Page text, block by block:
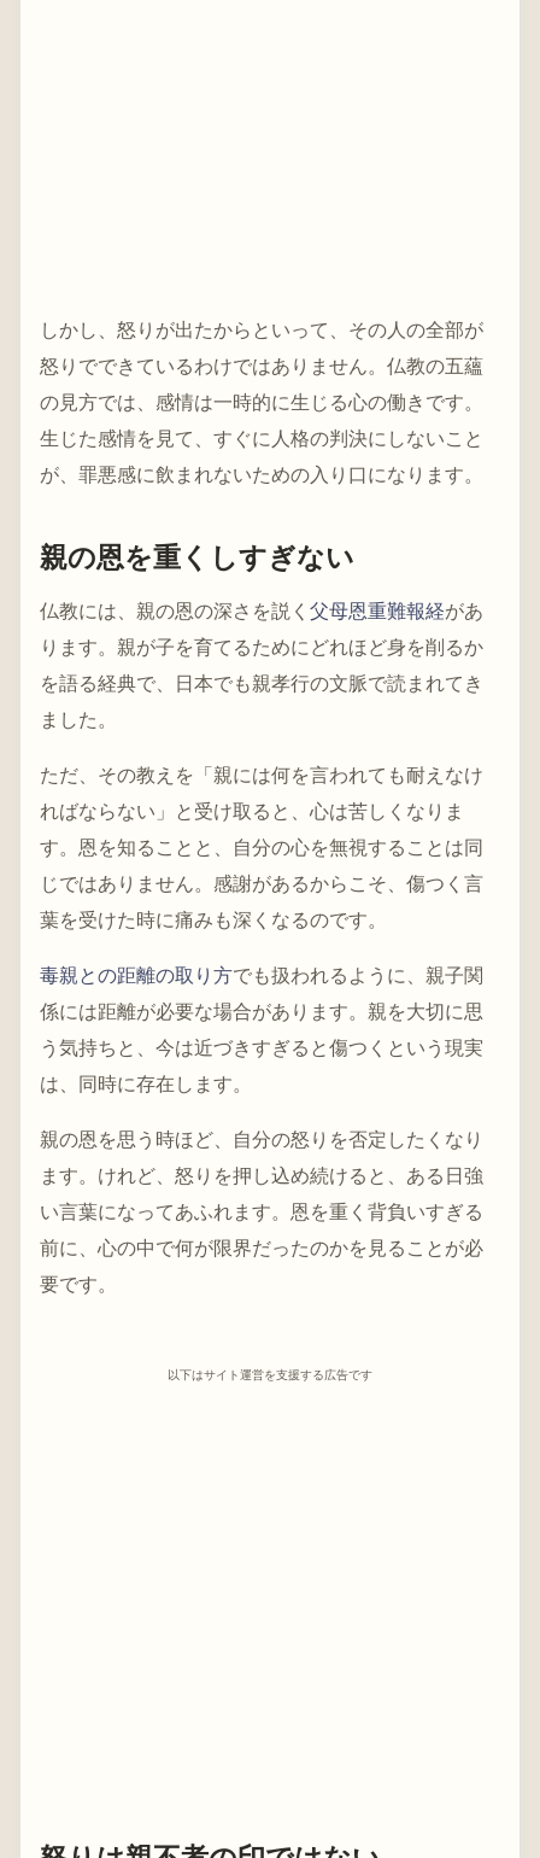
しかし、怒りが出たからといって、その人の全部が
怒りでできているわけではありません。仏教の五蘊
の見方では、感情は一時的に生じる心の働きです。
生じた感情を見て、すぐに人格の判決にしないこと
が、罪悪感に飲まれないための入り口になります。
親の恩を重くしすぎない
仏教には、親の恩の深さを説く 父母恩重難報経があ
ります。親が子を育てるためにどれほど身を削るか
を語る経典で、日本でも親孝行の文脈で読まれてき
ました。
ただ、その教えを「親には何を言われても耐えなけ
ればならない」と受け取ると、心は苦しくなりま
す。恩を知ることと、自分の心を無視することは同
じではありません。感謝があるからこそ、傷つく言
葉を受けた時に痛みも深くなるのです。
毒親との距離の取り方でも扱われるように、親子関
係には距離が必要な場合があります。親を大切に思
う気持ちと、今は近づきすぎると傷つくという現実
は、同時に存在します。
親の恩を思う時ほど、自分の怒りを否定したくなり
ます。けれど、怒りを押し込め続けると、ある日強
い言葉になってあふれます。恩を重く背負いすぎる
前に、心の中で何が限界だったのかを見ることが必
要です。
以下はサイト運営を支援する広告です